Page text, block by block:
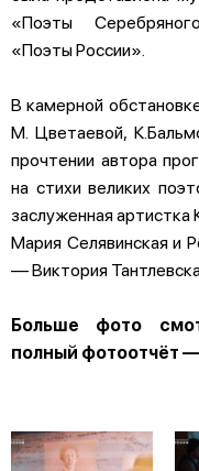
«Поэты
«Поэты России».
В камерной
М. Цветаевой,
прочтении автора
на стихи великих
заслуженная
Мария Селявинская и
— Виктория
Больше фото
полный фотоотчёт